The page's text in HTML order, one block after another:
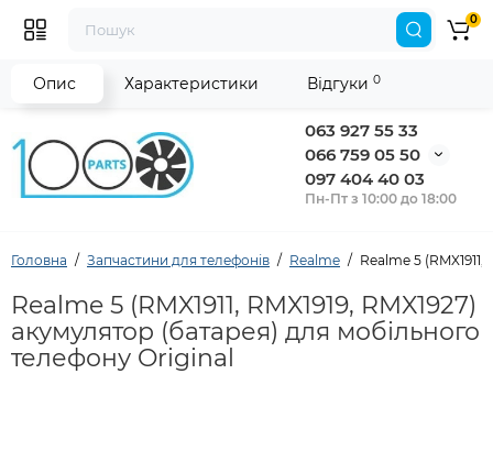
063 927 55 33
066 759 05 50
097 404 40 03
Пн-Пт з 10:00 до 18:00
0
Головна Запчастини для телефонів Realme Realme 5
Realme 5 (RMX1911, RMX1919, RMX1927)
акумулятор (батарея) для мобільного
телефону Original
Опис Характеристики Відгуки 0